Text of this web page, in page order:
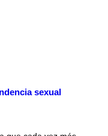
sexual